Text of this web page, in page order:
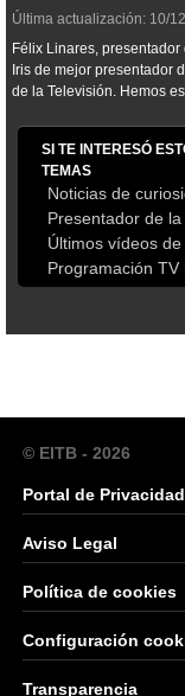
Última actualización: 10/
Félix Linares,
Iris de mejor presentador
de la Televisión. Hemos
SI TE INTERESÓ
TEMAS
Noticias de
Presentador de
Últimos vídeos
Programación TV
© EITB - 2026
Portal de Privacidad
Aviso Legal
Política de cookies
Configuración
Transparencia